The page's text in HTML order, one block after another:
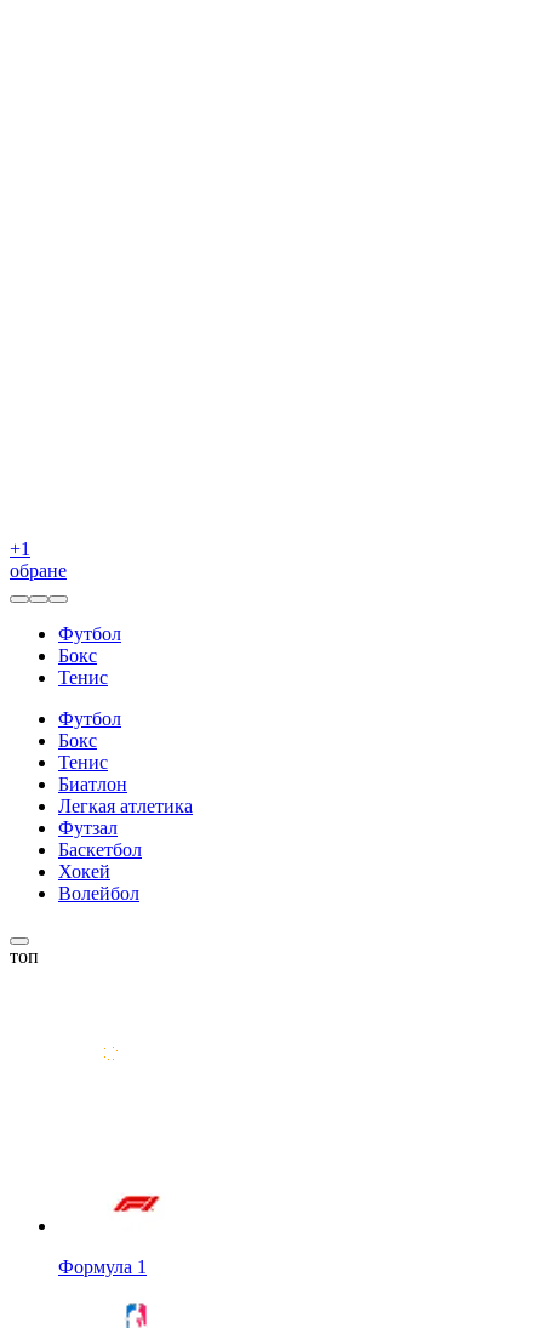
+1
обране
Футбол
Бокс
Тенис
Футбол
Бокс
Тенис
Биатлон
Легкая атлетика
Футзал
Баскетбол
Хокей
Волейбол
топ
Формула 1